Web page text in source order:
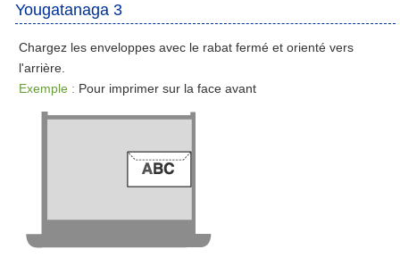
Yougatanaga 3
Chargez les enveloppes avec le rabat fermé et orienté vers
l'arrière.
Exemple : Pour imprimer sur la face avant